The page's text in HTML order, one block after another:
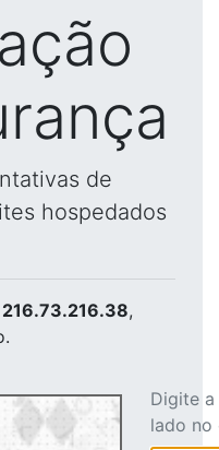
de
hospedados
216.73.216.38,
Digite
lado no